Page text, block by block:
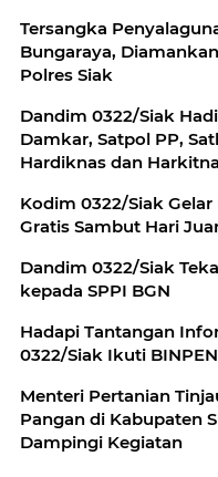
Tersangka
Bungaraya,
Polres Siak
Dandim 0322/Siak
Damkar, Satpol PP,
Hardiknas dan
Kodim 0322/Siak
Gratis Sambut Hari
Dandim 0322/Siak
kepada SPPI BGN
Hadapi Tantangan
0322/Siak Ikuti
Menteri Pertanian
Pangan di Kabupaten
Dampingi Kegiatan